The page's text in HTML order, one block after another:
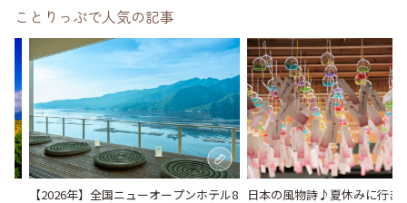
ことりっぷで人気の記事
【2026年】全国ニューオープンホテル8
日本の風物詩♪夏休みに行き